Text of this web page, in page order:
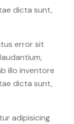
dicta sunt,
error sit
illo inventore
dicta sunt,
adipisicing